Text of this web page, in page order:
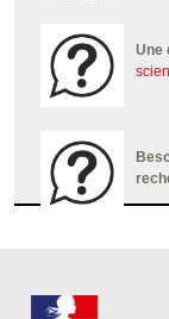
Une